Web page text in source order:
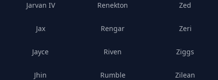
Jarvan IV
Jax
Jayce
Jhin
Renekton
Rengar
Riven
Rumble
Zed
Zeri
Ziggs
Zilean